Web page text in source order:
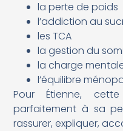
la perte de poids
l’addiction au
les TCA
la gestion du
la charge
l’équilibre
Pour Étienne,
parfaitement à sa
rassurer, expliquer,